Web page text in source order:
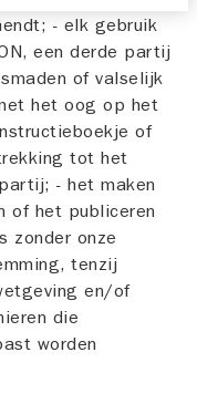
- elk gebruik
een derde partij
of valselijk
het oog op het
of
tot het
- het maken
of het publiceren
zonder onze
tenzij
en/of
die
worden